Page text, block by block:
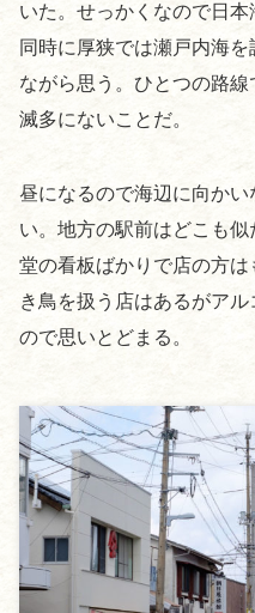
いた。せっかくなので日
同時に厚狭では瀬戸内海
ながら思う。ひとつの路
滅多にないことだ。
昼になるので海辺に向か
い。地方の駅前はどこも
堂の看板ばかりで店の方
き鳥を扱う店はあるがア
ので思いとどまる。